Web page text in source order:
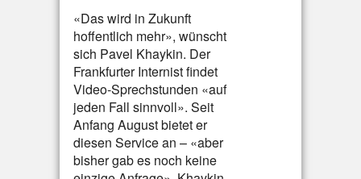
«Das wird in Zukunft
hoffentlich mehr», wünscht
sich Pavel Khaykin. Der
Frankfurter Internist findet
Video-Sprechstunden «auf
jeden Fall sinnvoll». Seit
Anfang August bietet er
diesen Service an – «aber
bisher gab es noch keine